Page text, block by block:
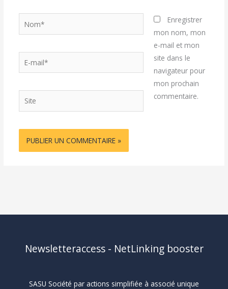
mail*
Site
Enregistrer
mon nom, mon
e-mail et mon
site dans le
navigateur pour
mon prochain
commentaire.
Newsletteraccess - NetLinking booster
SASU Société par actions simplifiée à associé unique